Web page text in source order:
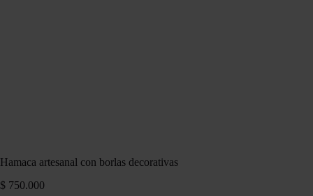
Hamaca artesanal con borlas decorativas
$ 750.000